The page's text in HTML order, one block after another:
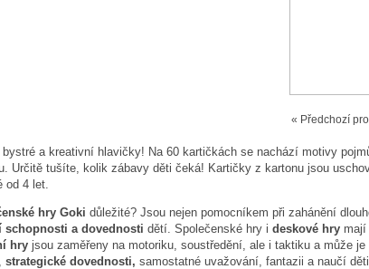
« Předchozí
bystré a kreativní hlavičky! Na 60 kartičkách se nachází motivy
Určitě tušíte, kolik zábavy děti čeká! Kartičky z kartonu jsou
od 4 let.
hry Goki důležité? Jsou nejen pomocníkem při zahánění
schopnosti a dovednosti dětí. Společenské hry i deskové hry mají
hry jsou zaměřeny na motoriku, soustředění, ale i taktiku a může
strategické dovednosti, samostatné uvažování, fantazii a naučí